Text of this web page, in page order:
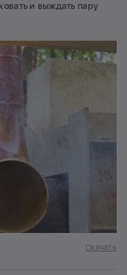
и выждать пару
Скачать